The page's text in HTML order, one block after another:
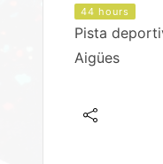
44 hours
Pista
Aigües